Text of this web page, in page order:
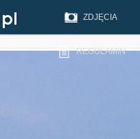
ZDJĘCIA
REGULAMIN